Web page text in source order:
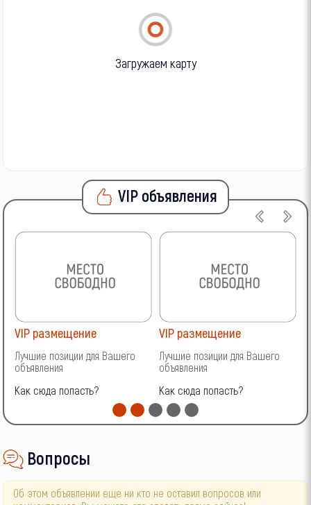
Загружаем карту
VIP объявления
VIP размещение
Лучшие позиции для Вашего
объявления
Как сюда попасть?
VIP размещение
Лучшие позиции для Вашего
объявления
Как сюда попасть?
Вопросы
Об этом объявлении еще ни кто не оставил вопросов или